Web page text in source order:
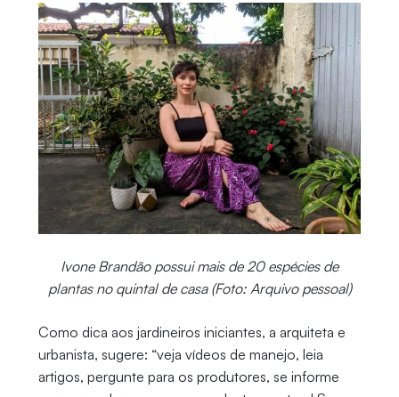
Ivone Brandão possui mais de 20 espécies de
plantas no quintal de casa (Foto: Arquivo pessoal)
Como dica aos jardineiros iniciantes, a arquiteta e
urbanista, sugere: “veja vídeos de manejo, leia
artigos, pergunte para os produtores, se informe